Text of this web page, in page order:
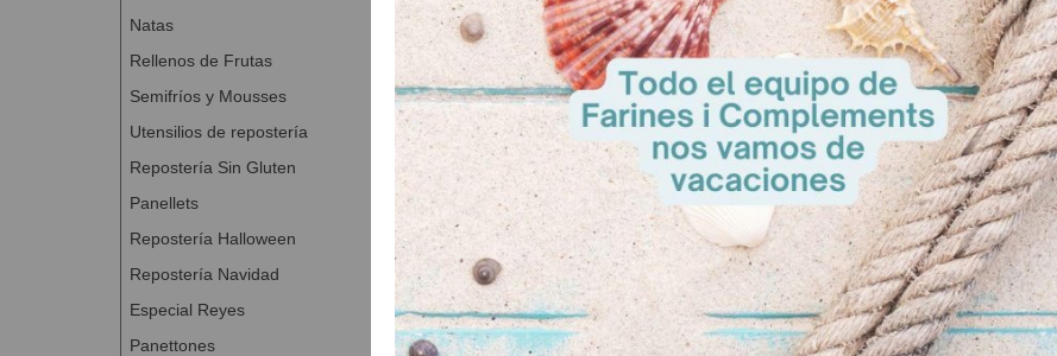
Natas
Rellenos de Frutas
Semifríos y Mousses
Utensilios de repostería
Repostería Sin Gluten
Panellets
Repostería Halloween
Repostería Navidad
Especial Reyes
Panettones